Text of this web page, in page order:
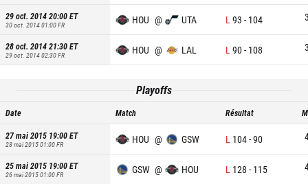
29 oct. 2014 20:00ET
30 oct. 2014 01:00FR HOU @ UTA L 93 - 104
28 oct. 2014 21:30ET
29 oct. 2014 02:30FR HOU @ LAL L 90- 108
Playoffs
Date Match Résultat
27 mai 2015 19:00ET
28 mai 2015 01:00FR HOU @ GSW L 104-90
25 mai 2015 19:00ET
26 mai 2015 01:00FR GSW @ HOU L 128 - 115